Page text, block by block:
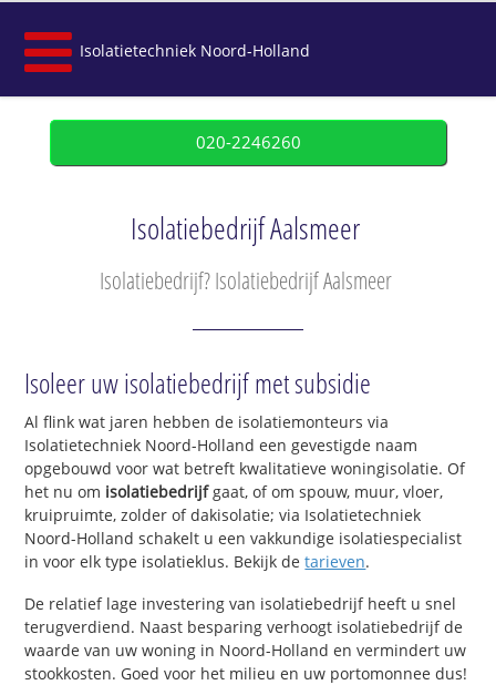
Isolatietechniek Noord-Holland
020-2246260
Isolatiebedrijf Aalsmeer
Isolatiebedrijf? Isolatiebedrijf Aalsmeer
Isoleer uw isolatiebedrijf met subsidie
Al flink wat jaren hebben de isolatiemonteurs via
Isolatietechniek Noord-Holland een gevestigde naam
opgebouwd voor wat betreft kwalitatieve woningisolatie. Of
het nu om isolatiebedrijfgaat, of om spouw, muur, vloer,
kruipruimte, zolder of dakisolatie; via Isolatietechniek
Noord-Holland schakelt u een vakkundige isolatiespecialist
in voor elk type isolatieklus. Bekijk detarieven.
De relatief lage investering van isolatiebedrijf heeft u snel
terugverdiend. Naast besparing verhoogt isolatiebedrijf de
waarde van uw woning in Noord-Holland en vermindert uw
stookkosten. Goed voor het milieu en uw portomonnee dus!